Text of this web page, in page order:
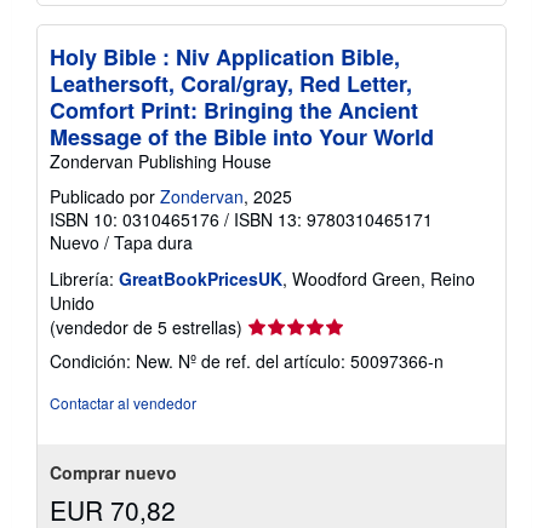
Holy Bible : Niv Application Bible,
Leathersoft, Coral/gray, Red Letter,
Comfort Print: Bringing the Ancient
Message of the Bible into Your World
Zondervan Publishing House
Publicado por Zondervan, 2025
ISBN 10: 0310465176 / ISBN 13: 9780310465171
Nuevo / Tapa dura
Librería: GreatBookPricesUK, Woodford Green, Reino
Unido
(vendedor de 5 estrellas) Calificación
del
vendedor:
Condición: New. Nº de ref. del artículo: 50097366-n
Contactar al vendedor
Comprar nuevo
EUR 70,82